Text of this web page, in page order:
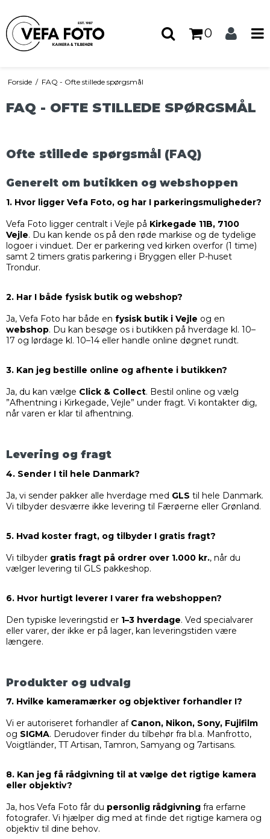
0
Forside / FAQ - Ofte stillede spørgsmål
FAQ - OFTE STILLEDE SPØRGSMÅL
Ofte stillede spørgsmål (FAQ)
Generelt om butikken og webshoppen
1. Hvor ligger Vefa Foto, og har I parkeringsmuligheder?
Vefa Foto ligger centralt i Vejle på Kirkegade 11B, 7100
Vejle. Du kan kende os på den røde markise og de tydelige
logoer i vinduet. Der er parkering ved kirken overfor (1 time)
samt 2 timers gratis parkering i Bryggen eller P-huset
Trondur.
2. Har I både fysisk butik og webshop?
Ja, Vefa Foto har både en fysisk butik i Vejle og en
webshop. Du kan besøge os i butikken på hverdage kl. 10–
17 og lørdage kl. 10–14 eller handle online døgnet rundt.
3. Kan jeg bestille online og afhente i butikken?
Ja, du kan vælge Click & Collect. Bestil online og vælg
”Afhentning i Kirkegade, Vejle” under fragt. Vi kontakter dig,
når varen er klar til afhentning.
Levering og fragt
4. Sender I til hele Danmark?
Ja, vi sender pakker alle hverdage med GLS til hele Danmark.
Vi tilbyder desværre ikke levering til Færøerne eller Grønland.
5. Hvad koster fragt, og tilbyder I gratis fragt?
Vi tilbyder gratis fragt på ordrer over 1.000 kr., når du
vælger levering til GLS pakkeshop.
6. Hvor hurtigt leverer I varer fra webshoppen?
Den typiske leveringstid er 1–3 hverdage. Ved specialvarer
eller varer, der ikke er på lager, kan leveringstiden være
længere.
Produkter og udvalg
7. Hvilke kameramærker og objektiver forhandler I?
Vi er autoriseret forhandler af Canon, Nikon, Sony, Fujifilm
og SIGMA. Derudover finder du tilbehør fra bl.a. Manfrotto,
Voigtländer, TT Artisan, Tamron, Samyang og 7artisans.
8. Kan jeg få rådgivning til at vælge det rigtige kamera
eller objektiv?
Ja, hos Vefa Foto får du personlig rådgivning fra erfarne
fotografer. Vi hjælper dig med at finde det rigtige kamera og
objektiv til dine behov.